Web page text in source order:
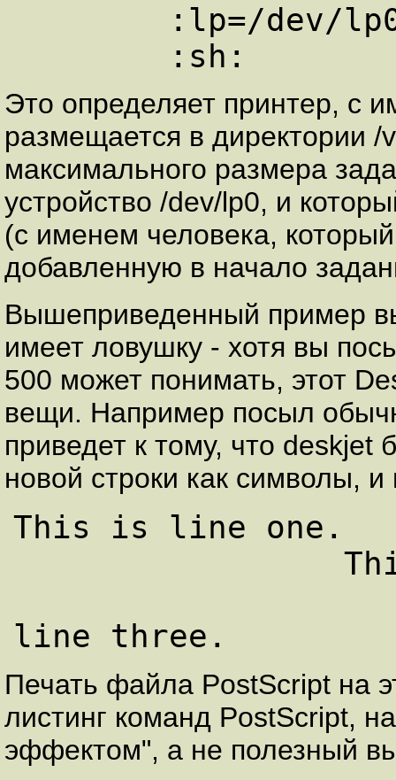
Это определяет принтер, с
размещается в директории /
максимального размера
устройство /dev/lp0, и
(с именем человека,
добавленную в начало
Вышеприведенный пример
имеет ловушку - хотя вы
500 может понимать, этот
вещи. Например посыл
приведет к тому, что deskjet
новой строки как символы, и
This is line one.
Печать файла PostScript на
листинг команд PostScript,
эффектом", а не полезный